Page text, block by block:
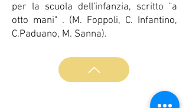
per la scuola dell'infanzia, scritto "a
otto mani" . (M. Foppoli, C. Infantino,
C.Paduano, M. Sanna).